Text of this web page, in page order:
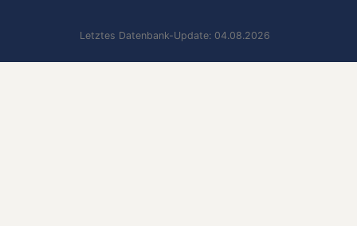
Letztes Datenbank-Update: 04.08.2026